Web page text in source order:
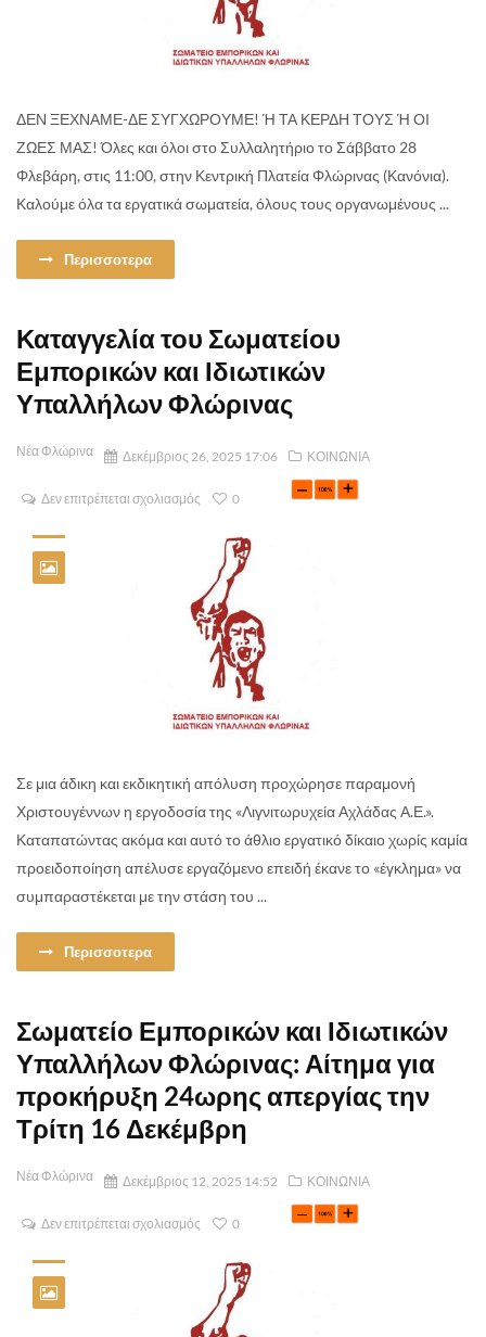
ΔΕΝ ΞΕΧΝΑΜΕ-ΔΕ ΣΥΓΧΩΡΟΥΜΕ! Ή ΤΑ ΚΕΡΔΗ ΤΟΥΣ Ή ΟΙ
ΖΩΕΣ ΜΑΣ! Όλες και όλοι στο Συλλαλητήριο το Σάββατο 28
Φλεβάρη, στις 11:00, στην Κεντρική Πλατεία Φλώρινας (Κανόνια).
Καλούμε όλα τα εργατικά σωματεία, όλους τους οργανωμένους ...
Περισσοτερα
Καταγγελία του Σωματείου
Εμπορικών και Ιδιωτικών
Υπαλλήλων Φλώρινας
Νέα Φλώρινα Δεκέμβριος 26, 2025 17:06 ΚΟΙΝΩΝΙΑ
Δεν επιτρέπεται σχολιασμός 0
Σε μια άδικη και εκδικητική απόλυση προχώρησε παραμονή
Χριστουγέννων η εργοδοσία της «Λιγνιτωρυχεία Αχλάδας Α.Ε.».
Καταπατώντας ακόμα και αυτό το άθλιο εργατικό δίκαιο χωρίς καμία
προειδοποίηση απέλυσε εργαζόμενο επειδή έκανε το «έγκλημα» να
συμπαραστέκεται με την στάση του ...
Περισσοτερα
Σωματείο Εμπορικών και Ιδιωτικών
Υπαλλήλων Φλώρινας: Αίτημα για
προκήρυξη 24ωρης απεργίας την
Τρίτη 16 Δεκέμβρη
Νέα Φλώρινα Δεκέμβριος 12, 2025 14:52 ΚΟΙΝΩΝΙΑ
Δεν επιτρέπεται σχολιασμός 0